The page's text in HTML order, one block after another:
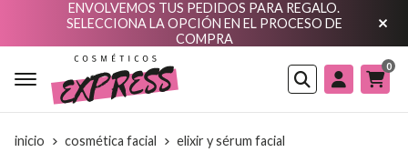
ENVOLVEMOS TUS PEDIDOS PARA REGALO.
SELECCIONA LA OPCIÓN EN EL PROCESO DE
COMPRA
Buscar
0
inicio cosmética facial
elixir y sérum facial